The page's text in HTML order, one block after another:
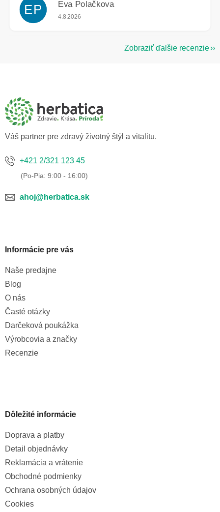
EP Eva Polačkova
Hodnotenie obchodu je 5 z 5 hviezdičiek.
4.8.2026
Zobraziť ďalšie recenzie
Váš partner pre zdravý životný štýl a vitalitu.
+421 2/321 123 45
ahoj@herbatica.sk
Informácie pre vás
Naše predajne
Blog
O nás
Časté otázky
Darčeková poukážka
Výrobcovia a značky
Recenzie
Dôležité informácie
Doprava a platby
Detail objednávky
Reklamácia a vrátenie
Obchodné podmienky
Ochrana osobných údajov
Cookies